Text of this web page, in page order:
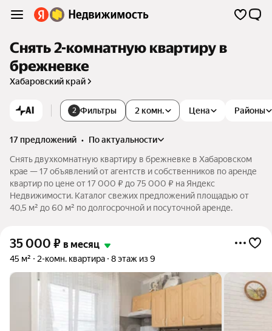
Снять 2-комнатную квартиру в
брежневке
Хабаровский край
AI 2 Фильтры Цена
2 комн. Районы
17 предложений •
по актуальности
Снять двухкомнатную квартиру в брежневке в Хабаровском
крае — 17 объявлений от агентств и собственников по аренде
квартир по цене от 17 000 ₽ до 75 000 ₽ на Яндекс
Недвижимости. Каталог свежих предложений площадью от
40,5 м² до 60 м² по долгосрочной и посуточной аренде.
35 000 ₽ в месяц
45 м² 2-комн. квартира 8 этаж из 9